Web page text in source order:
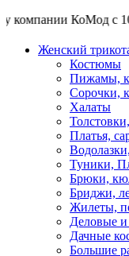
КоМод с 10
Женский
Костюмы
Пижамы,
Сорочки,
Халаты
Платья,
Туники,
Брюки,
Бриджи,
Жилеты,
Деловые
Дачные
Большие